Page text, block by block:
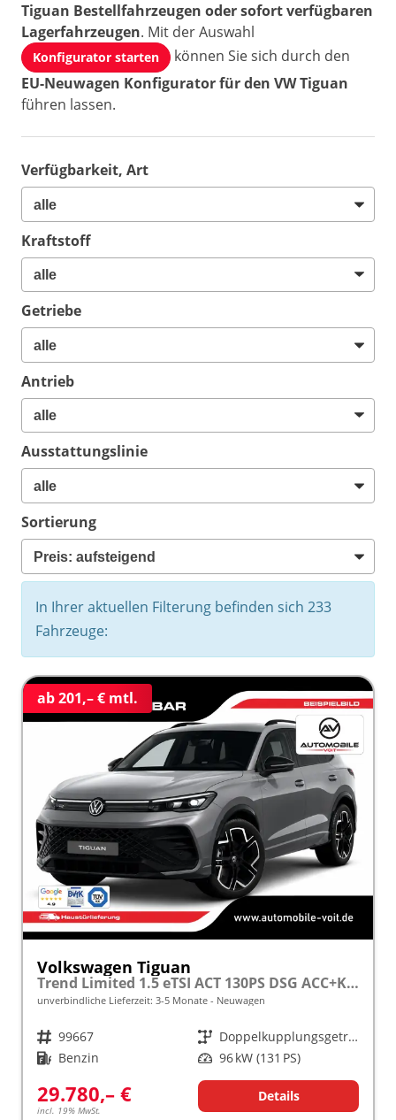
Tiguan Bestellfahrzeugen oder sofort verfügbaren
Lagerfahrzeugen. Mit der Auswahl
Konfigurator starten
können Sie sich durch den
EU-Neuwagen Konfigurator für den VW Tiguan
führen lassen.
Verfügbarkeit, Art
Kraftstoff
Getriebe
Antrieb
Ausstattungslinie
Sortierung
In Ihrer aktuellen Filterung befinden sich 233
Fahrzeuge:
ab 201,– € mtl.
Volkswagen Tiguan
Trend Limited 1.5 eTSI ACT 130PS DSG ACC+KAMERA+APP+KLIMA+LED+17" LM frei konfigurierbar!
unverbindliche Lieferzeit: 3-5 Monate Neuwagen
Fahrzeugnr. 99667 Getriebe
Doppelkupplungsgetriebe (DSG)
Kraftstoff Benzin Leistung 96 kW (131 PS)
29.780,– €
incl. 19% MwSt.
Details